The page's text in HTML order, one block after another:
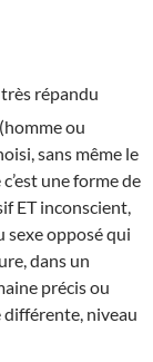
répandu
ou
sans même le
une forme de
ET inconscient,
sexe opposé qui
dans un
précis ou
différente, niveau